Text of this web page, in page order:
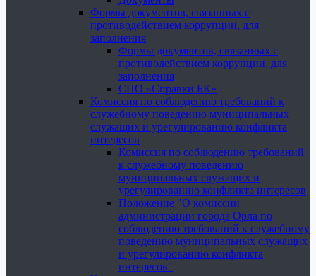
Формы документов, связанных с
противодействием коррупции, для
заполнения
Формы документов, связанных с
противодействием коррупции, для
заполнения
СПО «Справки БК»
Комиссия по соблюдению требований к
служебному поведению муниципальных
служащих и урегулированию конфликта
интересов
Комиссия по соблюдению требований
к служебному поведению
муниципальных служащих и
урегулированию конфликта интересов
Положение "О комиссии
администрации города Орла по
соблюдению требований к служебному
поведению муниципальных служащих
и урегулированию конфликта
интересов"